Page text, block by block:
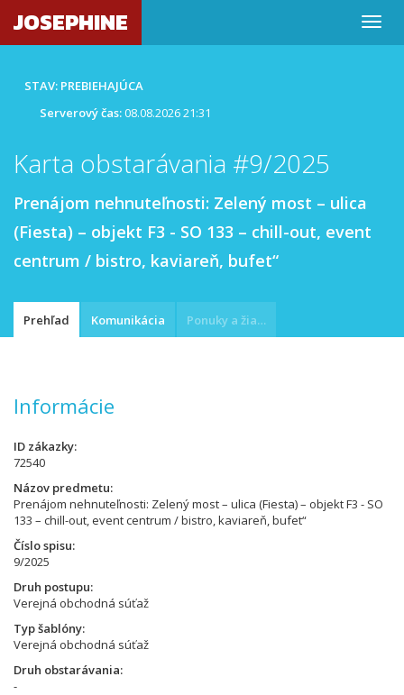
JOSEPHINE
STAV: PREBIEHAJÚCA
Serverový čas:08.08.2026 21:31
Karta obstarávania #9/2025
Prenájom nehnuteľnosti: Zelený most – ulica
(Fiesta) – objekt F3 - SO 133 – chill-out, event
centrum / bistro, kaviareň, bufet“
Prehľad Komunikácia Ponuky a žiadosti
Informácie
ID zákazky
72540
Názov predmetu
Prenájom nehnuteľnosti: Zelený most – ulica (Fiesta) – objekt F3 - SO
133 – chill-out, event centrum / bistro, kaviareň, bufet“
Číslo spisu
9/2025
Druh postupu
Verejná obchodná súťaž
Typ šablóny
Verejná obchodná súťaž
Druh obstarávania
-